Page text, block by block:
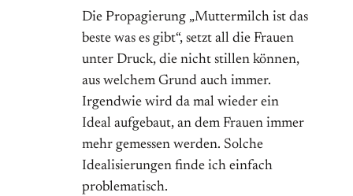
Die Propagierung „Muttermilch ist das
beste was es gibt“, setzt all die Frauen
unter Druck, die nicht stillen können,
aus welchem Grund auch immer.
Irgendwie wird da mal wieder ein
Ideal aufgebaut, an dem Frauen immer
mehr gemessen werden. Solche
Idealisierungen finde ich einfach
problematisch.